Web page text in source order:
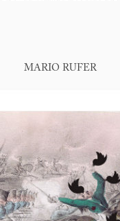
MARIO RUFER